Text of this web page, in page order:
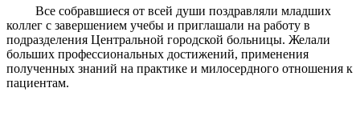
Все собравшиеся от всей души поздравляли младших
коллег с завершением учебы и приглашали на работу в
подразделения Центральной городской больницы. Желали
больших профессиональных достижений, применения
полученных знаний на практике и милосердного отношения к
пациентам.